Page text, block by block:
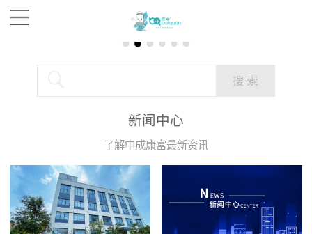
新闻中心
了解中成康富最新资讯